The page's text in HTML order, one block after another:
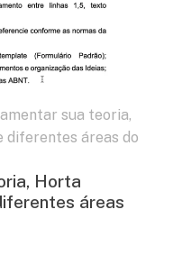
sua teoria,
diferentes áreas do
Horta
áreas